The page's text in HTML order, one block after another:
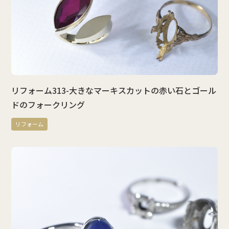
リフォーム313-大きなマーキスカットの赤い石とゴール
ドのフォークリング
リフォーム